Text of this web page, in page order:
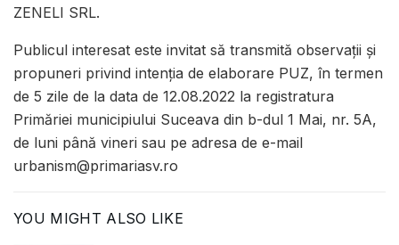
ZENELI SRL.
Publicul interesat este invitat să transmită observații și
propuneri privind intenția de elaborare PUZ, în termen
de 5 zile de la data de 12.08.2022 la registratura
Primăriei municipiului Suceava din b-dul 1 Mai, nr. 5A,
de luni până vineri sau pe adresa de e-mail
urbanism@primariasv.ro
YOU MIGHT ALSO LIKE